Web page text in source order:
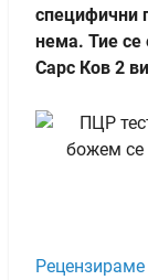
специфични
нема. Тие се
Сарс Ков 2
Рецензираме